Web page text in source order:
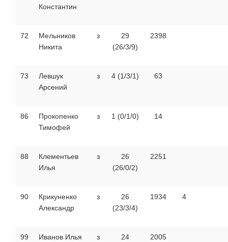
Константин
72
Мельников
Никита
з
29
(26/3/9)
2398
73
Левшук
Арсений
з 4 (1/3/1) 63
86
Прокопенко
Тимофей
з 1 (0/1/0) 14
88
Клементьев
Илья
з
26
(26/0/2)
2251
90
Крикуненко
Александр
з
26
(23/3/4)
1934 4
99 Иванов Илья з
24
2005